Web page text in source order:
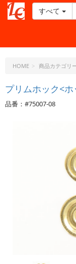
ー
ラ
ト・
ド
ッ
すべて
HOME 商品カテゴリ
プリムホック<
品番：#75007-08